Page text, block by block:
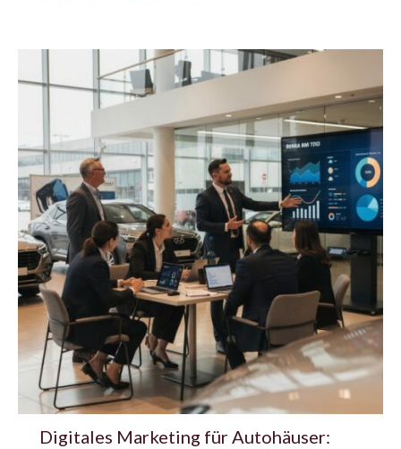
Digitales Marketing für Autohäuser: